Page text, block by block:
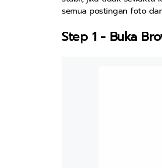
semua postingan foto
Step 1 - Buka